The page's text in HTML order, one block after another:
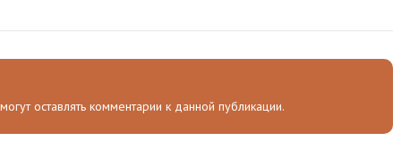
оставлять комментарии к данной публикации.